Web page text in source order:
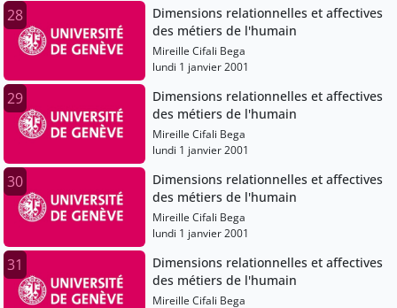
28
Dimensions relationnelles et affectives
des métiers de l'humain
Mireille Cifali Bega
lundi 1 janvier 2001
29
Dimensions relationnelles et affectives
des métiers de l'humain
Mireille Cifali Bega
lundi 1 janvier 2001
30
Dimensions relationnelles et affectives
des métiers de l'humain
Mireille Cifali Bega
lundi 1 janvier 2001
31
Dimensions relationnelles et affectives
des métiers de l'humain
Mireille Cifali Bega